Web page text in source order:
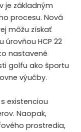
je základným
procesu. Nová
môžu získať
HCP 22
nastavené
golfu ako športu
výučby.
existenciou
Naopak,
prostredia,